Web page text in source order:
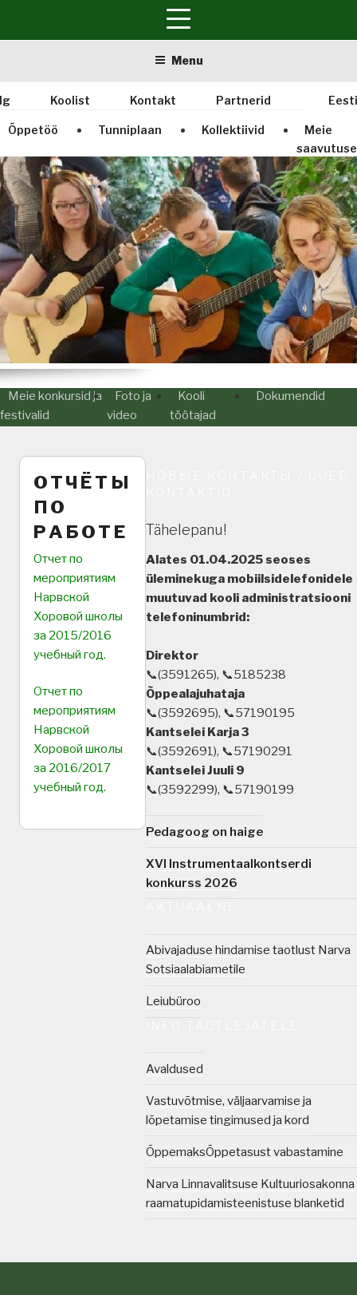
Menu
Koolist Kontakt Partnerid
Õppetöö Tunniplaan Kollektiivid
Meie
Meie konkursid ja
festivalid
Foto ja
video
Kooli
töötajad
Dokumendid
ОТЧЁТЫ
ПО
РАБОТЕ
Отчет по
мероприятиям
Нарвской
Хоровой школы
за 2015/2016
учебный год.
Отчет по
мероприятиям
Нарвской
Хоровой школы
за 2016/2017
учебный год.
Tähelepanu!
Alates 01.04.2025 seoses
üleminekuga mobiilsidelefonidele
muutuvad kooli administratsiooni
telefoninumbrid:
Direktor
📞(3591265), 📞5185238
Õppealajuhataja
📞(3592695), 📞57190195
Kantselei Karja 3
📞(3592691), 📞57190291
Kantselei Juuli 9
📞(3592299), 📞57190199
Pedagoog on haige
XVI Instrumentaalkontserdi
konkurss 2026
Abivajaduse hindamise taotlust Narva
Sotsiaalabiametile
Leiubüroo
Avaldused
Vastuvõtmise, väljaarvamise ja
lõpetamise tingimused ja kord
ÕppemaksÕppetasust vabastamine
Narva Linnavalitsuse Kultuuriosakonna
raamatupidamisteenistuse blanketid